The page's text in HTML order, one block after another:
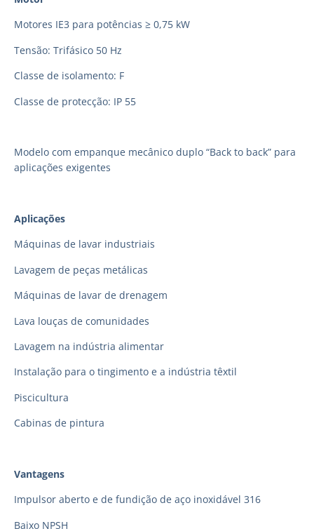
Motores IE3 para potências ≥ 0,75 kW
Tensão: Trifásico 50 Hz
Classe de isolamento: F
Classe de protecção: IP 55
Modelo com empanque mecânico duplo “Back to back” para
aplicações exigentes
Aplicações
Máquinas de lavar industriais
Lavagem de peças metálicas
Máquinas de lavar de drenagem
Lava louças de comunidades
Lavagem na indústria alimentar
Instalação para o tingimento e a indústria têxtil
Piscicultura
Cabinas de pintura
Vantagens
Impulsor aberto e de fundição de aço inoxidável 316
Baixo NPSH